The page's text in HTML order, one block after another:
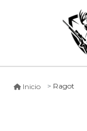
Inicio Ragot